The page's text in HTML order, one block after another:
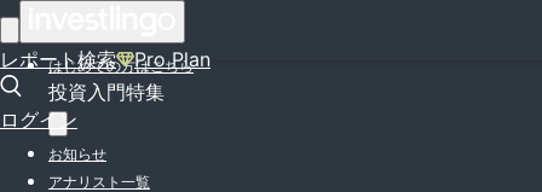
レポート検索 Pro Plan
ログイン
はじめての方はこちら
投資入門特集
お知らせ
アナリスト一覧